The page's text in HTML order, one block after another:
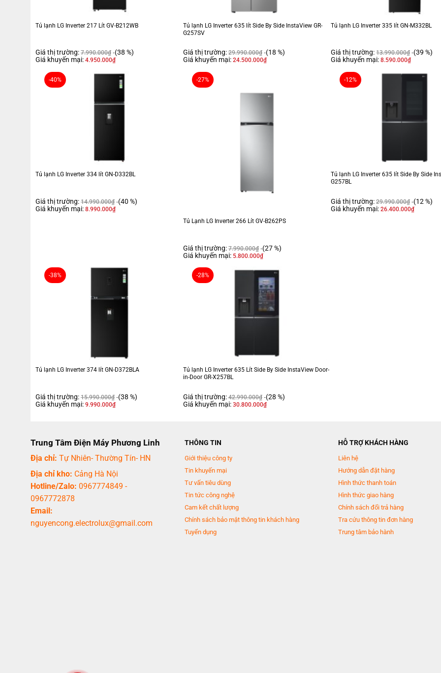
Bộ lọc khử mùi than hoạt tính
Tiện ích
Tiện ích:
Khay đá di độngChế độ cấp đông
Thông tin lắp đặt
Cao 168 cm – Ngang 55.5 cm –
Multi Air Flow, bộ lọc than hoạt tính khử mùi cùng ngăn Fresh 0 Zone chuyên biệt bảo quản thịt cá không cần rã đông, sản phẩm mang lại sự tiện
Tổng quan thiết kế
- Kiểu tủ ngăn đá trên 2 cánh, thiết kế nhỏ gọn, dễ bố trí tại các căn hộ hoặc nhà có diện tích hạn chế.- Bề mặt kim loại sang trọng, khay ngăn làm
lítvới 58 lít ngăn đá và 208 lít ngăn lạnh – thích hợp cho gia đình nhỏ hoặc người sống độc thân.
minh họa
Ngăn lạnh
- Ngăn lạnh dung tích208 lítcho khả năng lưu trữ thoải mái các loại thực phẩm tươi sống và đóng gói.
Tủ lạnh LG Inverter 217 Lít GV-B212WB
Giá thị trường: 7.990.000₫ (38 %)
Giá khuyến mại: 4.950.000₫
Tủ lạnh LG Inverter 635 lít Side By Side InstaView GR-
G257SV
Giá thị trường: 29.990.000₫ (18 %)
Giá khuyến mại: 24.500.000₫
Tủ lạnh LG Inverter 335 lít GN-M332BL
Giá thị trường: 13.990.000₫ (39 %)
Giá khuyến mại: 8.590.000₫
-40%
Tủ lạnh LG Inverter 334 lít GN-D332BL
Giá thị trường: 14.990.000₫ (40 %)
Giá khuyến mại: 8.990.000₫
-27%
Tủ Lạnh LG Inverter 266 Lít GV-B262PS
Giá thị trường: 7.990.000₫ (27 %)
Giá khuyến mại: 5.800.000₫
-12%
Tủ lạnh LG Inverter 635 lít Side By Side
G257BL
Giá thị trường: 29.990.000₫ (12 %)
Giá khuyến mại: 26.400.000₫
-38%
Tủ lạnh LG Inverter 374 lít GN-D372BLA
Giá thị trường: 15.990.000₫ (38 %)
Giá khuyến mại: 9.990.000₫
-28%
Tủ lạnh LG Inverter 635 Lít Side By Side InstaView Door-
in-Door GR-X257BL
Giá thị trường: 42.990.000₫ (28 %)
Giá khuyến mại: 30.800.000₫
Trung Tâm Điện Máy Phương Linh
Địa chỉ: Tự Nhiên- Thường Tín- HN
Địa chỉ kho: Cảng Hà Nội
Hotline/Zalo: 0967774849 -
0967772878
Email:
nguyencong.electrolux@gmail.com
THÔNG TIN
Giới thiệu công ty
Tin khuyến mại
Tư vấn tiêu dùng
Tin tức công nghệ
Cam kết chất lượng
Chính sách bảo mật thông tin khách hàng
Tuyển dụng
HỖ TRỢ KHÁCH HÀNG
Liên hệ
Hướng dẫn đặt hàng
Hình thức thanh toán
Hình thức giao hàng
Chính sách đổi trả hàng
Tra cứu thông tin đơn hàng
Trung tâm bảo hành